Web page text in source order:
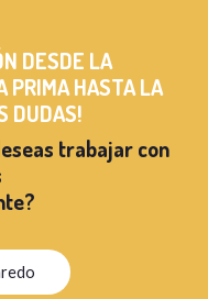
DESDE LA
PRIMA HASTA LA
DUDAS!
trabajar con